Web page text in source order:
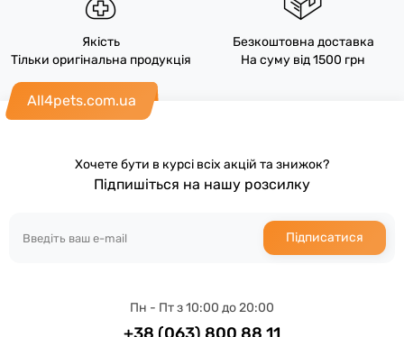
Якість
Тільки оригінальна продукція
Безкоштовна доставка
На суму від 1500 грн
All4pets.com.ua
Хочете бути в курсі всіх акцій та знижок?
Підпишіться на нашу розсилку
Підписатися
Пн - Пт з 10:00 до 20:00